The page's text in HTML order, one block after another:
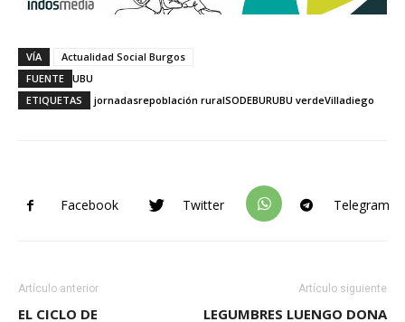
VÍA
Actualidad Social Burgos
FUENTE UBU
ETIQUETAS
jornadasrepoblación ruralSODEBURUBU verdeVilladiego
Facebook Twitter Telegram
Artículo anterior
EL CICLO DE
Artículo siguiente
LEGUMBRES LUENGO DONA